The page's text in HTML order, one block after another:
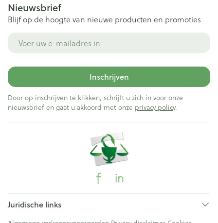
Nieuwsbrief
Blijf op de hoogte van nieuwe producten en promoties
Inschrijven
Door op inschrijven te klikken, schrijft u zich in voor onze
nieuwsbrief en gaat u akkoord met onze privacy policy.
Juridische links